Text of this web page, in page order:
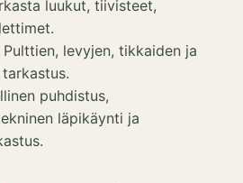
luukut, tiivisteet,
Pulttien, levyjen, tikkaiden ja
puhdistus,
läpikäynti ja